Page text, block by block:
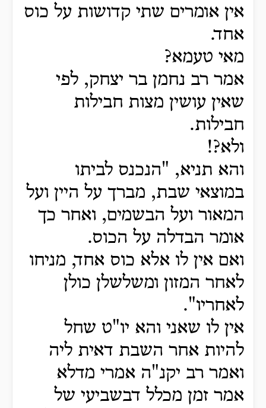
אין אומרים שתי קדושות על כוס
אחד.
מאי טעמא?
אמר רב נחמן בר יצחק, לפי
שאין עושין מצות חבילות
חבילות.
ולא?!
והא תניא, "הנכנס לביתו
במוצאי שבת, מברך על היין ועל
המאור ועל הבשמים, ואחר כך
אומר הבדלה על הכוס.
ואם אין לו אלא כוס אחד, מניחו
לאחר המזון ומשלשלן כולן
לאחריו".
אין לו שאני והא יו"ט שחל
להיות אחר השבת דאית ליה
ואמר רב יקנ"ה אמרי מדלא
אמר זמן מכלל דבשביעי של